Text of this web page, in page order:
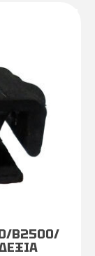
B2500/